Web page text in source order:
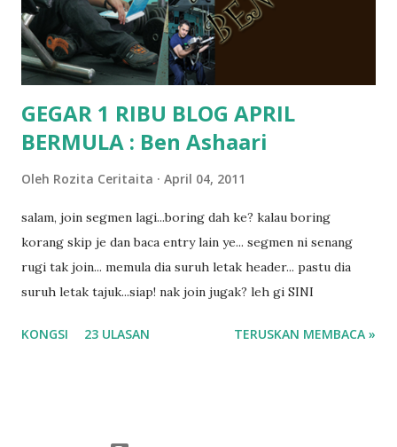
masalah dyslexia.. tapi minor la.. nanti la aku cerita pasal
dyslexia tu.. lepas tu kami buat keputusan pu...
GEGAR 1 RIBU BLOG APRIL
BERMULA : Ben Ashaari
Oleh Rozita Ceritaita April 04, 2011
salam, join segmen lagi...boring dah ke? kalau boring
korang skip je dan baca entry lain ye... segmen ni senang
rugi tak join... memula dia suruh letak header... pastu dia
suruh letak tajuk...siap! nak join jugak? leh gi SINI
KONGSI 23 ULASAN TERUSKAN MEMBACA »